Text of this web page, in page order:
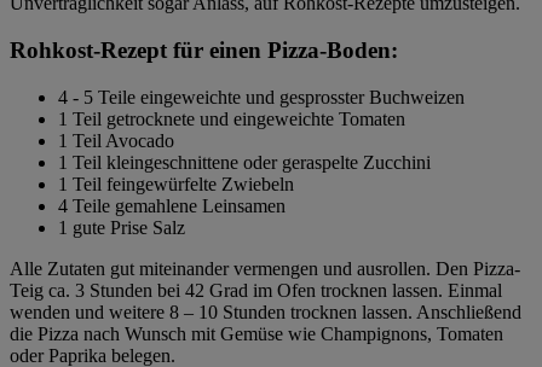
Rohkost-Rezept für einen Pizza-Boden:
4 - 5 Teile eingeweichte und gesprosster Buchweizen
1 Teil getrocknete und eingeweichte Tomaten
1 Teil Avocado
1 Teil kleingeschnittene oder geraspelte Zucchini
1 Teil feingewürfelte Zwiebeln
4 Teile gemahlene Leinsamen
1 gute Prise Salz
Alle Zutaten gut miteinander vermengen und ausrollen. Den Pizza-
Teig ca. 3 Stunden bei 42 Grad im Ofen trocknen lassen. Einmal
wenden und weitere 8 – 10 Stunden trocknen lassen. Anschließend
die Pizza nach Wunsch mit Gemüse wie Champignons, Tomaten
oder Paprika belegen.